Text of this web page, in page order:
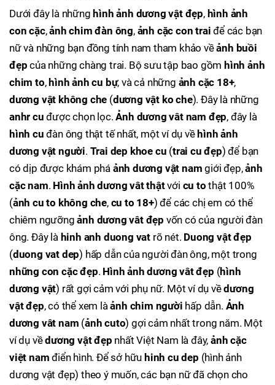
Dưới đây là những hình ảnh dương vật đẹp, hình ảnh
con cặc,ảnh chim đàn ông, ảnh cặc con trai để các bạn
nữ và những bạn đồng tính nam tham khảo vềảnh buồi
đẹp của những chàng trai. Bộ sưu tập bao gồm hình ảnh
chim to, hình ảnh cu bự, và cả những ảnh cặc 18+,
dương vật không che (dương vật ko che). Đây là những
anhr cu được chọn lọc.Ảnh dương vât nam đẹp, đây là
hình cu đàn ông thật tế nhất, một ví dụ về hình ảnh
dương vật người. Trai dep khoe cu (trai cu đẹp) để bạn
có dịp được khám phá ảnh dương vật nam giới đẹp,ảnh
cặc nam. Hình ảnh dương vât thậtvới cu to thật 100%
(ảnh cu to không che, cu to 18+) để các chị em có thể
chiêm ngưỡngảnh dương vât đẹp vốn có của người đàn
ông. Đây là hinh anh duong vat rõ nét. Duong vật đẹp
(duong vat dep) hấp dẫn của người đàn ông, một trong
những con cặc đẹp. Hình ảnh dương vât đẹp (hình
dương vật) rất gợi cảm với phụ nữ. Một ví dụ vềdương
vật đẹp, có thể xem làảnh chim người hấp dẫn. Ảnh
dương vât nam (ảnh cuto) gợi cảm nhất trong năm. Một
ví dụ vềdương vật đẹp nhất Việt Nam là đây,ảnh cặc
việt nam điển hình. Để sở hữu hinh cu dep (hình ảnh
dương vật đẹp) theo ý muốn, các bạn nữ đã chọn cho